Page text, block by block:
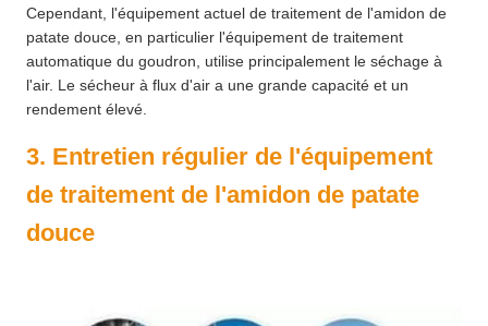
Cependant, l'équipement actuel de traitement de l'amidon de
patate douce, en particulier l'équipement de traitement
automatique du goudron, utilise principalement le séchage à
l'air. Le sécheur à flux d'air a une grande capacité et un
rendement élevé.
3. Entretien régulier de l'équipement
de traitement de l'amidon de patate
douce